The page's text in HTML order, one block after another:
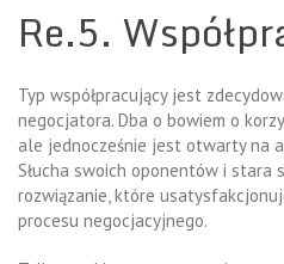
Re.5.
Typ współpracujący jest
negocjatora. Dba o bowiem o
ale jednocześnie jest otwarty na
Słucha swoich oponentów i stara
rozwiązanie, które
procesu negocjacyjnego.